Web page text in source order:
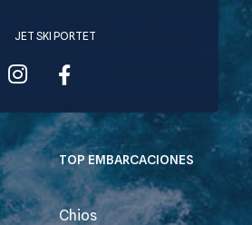
JET SKI PORTET
TOP EMBARCACIONES
Chios